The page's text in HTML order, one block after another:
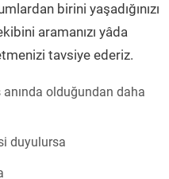
birini yaşadığınızı
aramanızı yâda
tavsiye ederiz.
olduğundan daha
duyulursa